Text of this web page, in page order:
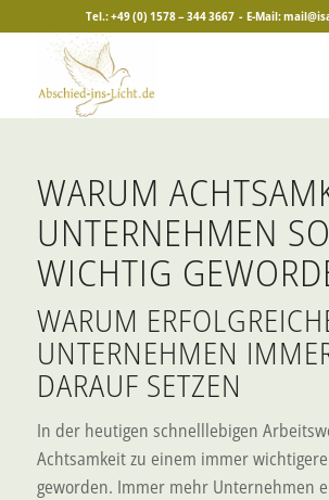
Tel.:+49 (0) 1578 – 344 3667- E-Mail:
WARUM
UNTERNEHMEN SO
WICHTIG
WARUM
UNTERNEHMEN
DARAUF SETZEN
In der heutigen schnelllebigen
Achtsamkeit zu einem immer
geworden. Immer mehr Unternehmen